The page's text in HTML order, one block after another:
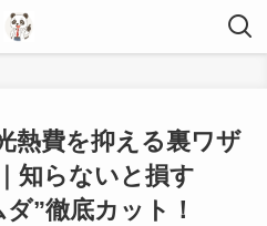
熱費を抑える裏ワザ
知らないと損す
”徹底カット！